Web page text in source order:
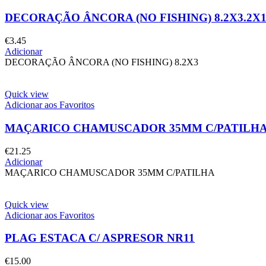
DECORAÇÃO ÂNCORA (NO FISHING)
€3.45
Adicionar
DECORAÇÃO ÂNCORA (NO FISHING) 8.2X3
Quick view
Adicionar aos Favoritos
MAÇARICO CHAMUSCADOR 35MM C/
€21.25
Adicionar
MAÇARICO CHAMUSCADOR 35MM C/PATILHA
Quick view
Adicionar aos Favoritos
PLAG ESTACA C/ ASPRESOR NR11
€15.00